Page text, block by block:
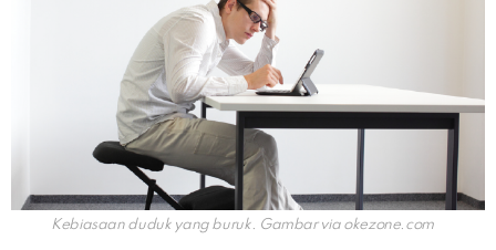
Kebiasaan duduk yang buruk. Gambar viaokezone.com